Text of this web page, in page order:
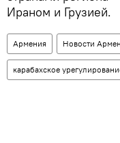
Ираном и Грузией.
Армения Новости
карабахское